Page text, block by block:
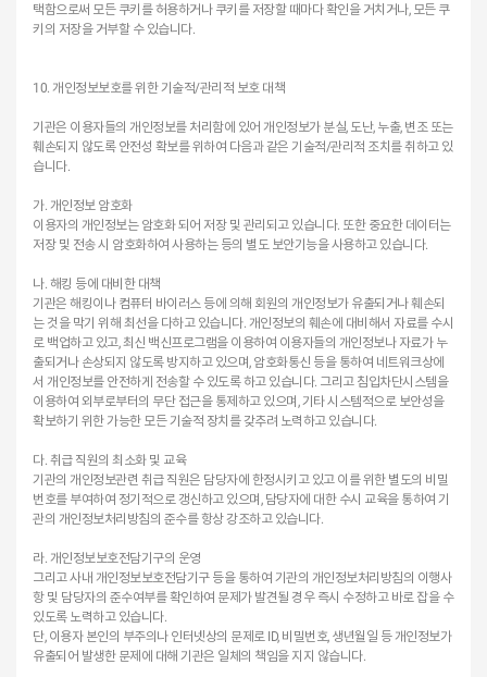
택함으로써 모든 쿠키를 허용하거나 쿠키를 저장할 때마다 확인을 거치거나, 모든 쿠
키의 저장을 거부할 수 있습니다.
10. 개인정보보호를 위한 기술적/관리적 보호 대책
기관은 이용자들의 개인정보를 처리함에 있어 개인정보가 분실, 도난, 누출, 변조 또는
훼손되지 않도록 안전성 확보를 위하여 다음과 같은 기술적/관리적 조치를 취하고 있
습니다.
가. 개인정보 암호화
이용자의 개인정보는 암호화 되어 저장 및 관리되고 있습니다. 또한 중요한 데이터는
저장 및 전송 시 암호화하여 사용하는 등의 별도 보안기능을 사용하고 있습니다.
나. 해킹 등에 대비한 대책
기관은 해킹이나 컴퓨터 바이러스 등에 의해 회원의 개인정보가 유출되거나 훼손되
는 것을 막기 위해 최선을 다하고 있습니다. 개인정보의 훼손에 대비해서 자료를 수시
로 백업하고 있고, 최신 백신프로그램을 이용하여 이용자들의 개인정보나 자료가 누
출되거나 손상되지 않도록 방지하고 있으며, 암호화통신 등을 통하여 네트워크상에
서 개인정보를 안전하게 전송할 수 있도록 하고 있습니다. 그리고 침입차단시스템을
이용하여 외부로부터의 무단 접근을 통제하고 있으며, 기타 시스템적으로 보안성을
확보하기 위한 가능한 모든 기술적 장치를 갖추려 노력하고 있습니다.
다. 취급 직원의 최소화 및 교육
기관의 개인정보관련 취급 직원은 담당자에 한정시키고 있고 이를 위한 별도의 비밀
번호를 부여하여 정기적으로 갱신하고 있으며, 담당자에 대한 수시 교육을 통하여 기
관의 개인정보처리방침의 준수를 항상 강조하고 있습니다.
라. 개인정보보호전담기구의 운영
그리고 사내 개인정보보호전담기구 등을 통하여 기관의 개인정보처리방침의 이행사
항 및 담당자의 준수여부를 확인하여 문제가 발견될 경우 즉시 수정하고 바로 잡을 수
있도록 노력하고 있습니다.
단, 이용자 본인의 부주의나 인터넷상의 문제로 ID, 비밀번호, 생년월일 등 개인정보가
유출되어 발생한 문제에 대해 기관은 일체의 책임을 지지 않습니다.